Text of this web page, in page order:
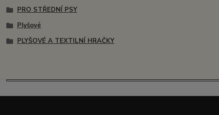
PRO STŘEDNÍ PSY
Plyšové
PLYŠOVÉ A TEXTILNÍ HRAČKY